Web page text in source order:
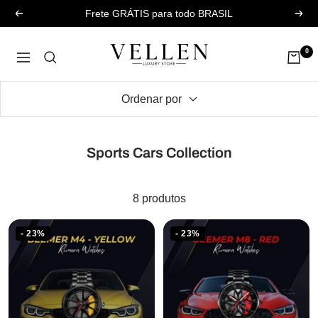
Pular
para
conteúdo
Anterior Frete GRÁTIS para todo BRASIL
Navegação
Use
Vellen
0
Ordenar por
Sports Cars Collection
8 produtos
- 23% - 23%